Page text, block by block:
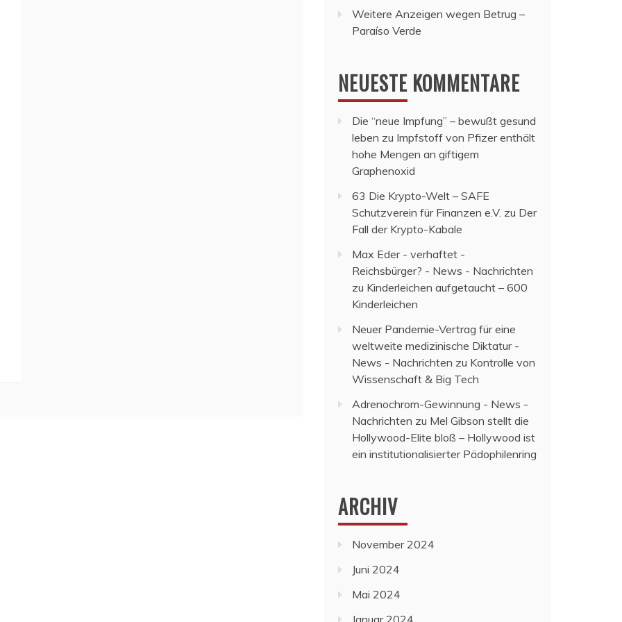
Weitere Anzeigen wegen Betrug –
Paraíso Verde
NEUESTE KOMMENTARE
Die “neue Impfung” – bewußt gesund
leben zu Impfstoff von Pfizer enthält
hohe Mengen an giftigem
Graphenoxid
63 Die Krypto-Welt – SAFE
Schutzverein für Finanzen e.V. zu Der
Fall der Krypto-Kabale
Max Eder - verhaftet -
Reichsbürger? - News - Nachrichten
zu Kinderleichen aufgetaucht – 600
Kinderleichen
Neuer Pandemie-Vertrag für eine
weltweite medizinische Diktatur -
News - Nachrichten zu Kontrolle von
Wissenschaft & Big Tech
Adrenochrom-Gewinnung - News -
Nachrichten zu Mel Gibson stellt die
Hollywood-Elite bloß – Hollywood ist
ein institutionalisierter Pädophilenring
ARCHIV
November 2024
Juni 2024
Mai 2024
Januar 2024